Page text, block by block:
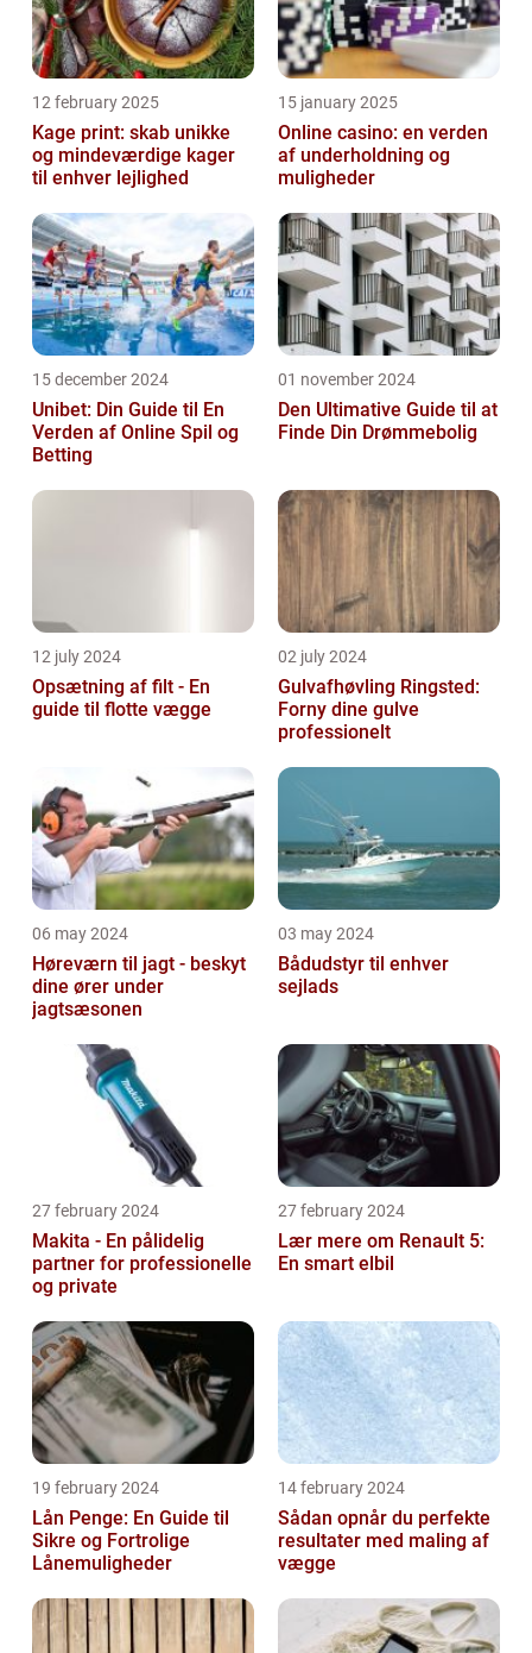
12 february 2025
Kage print: skab unikke
og mindeværdige kager
til enhver lejlighed
15 january 2025
Online casino: en verden
af underholdning og
muligheder
15 december 2024
Unibet: Din Guide til En
Verden af Online Spil og
Betting
01 november 2024
Den Ultimative Guide til at
Finde Din Drømmebolig
12 july 2024
Opsætning af filt - En
guide til flotte vægge
02 july 2024
Gulvafhøvling Ringsted:
Forny dine gulve
professionelt
06 may 2024
Høreværn til jagt - beskyt
dine ører under
jagtsæsonen
03 may 2024
Bådudstyr til enhver
sejlads
27 february 2024
Makita - En pålidelig
partner for professionelle
og private
27 february 2024
Lær mere om Renault 5:
En smart elbil
19 february 2024
Lån Penge: En Guide til
Sikre og Fortrolige
Lånemuligheder
14 february 2024
Sådan opnår du perfekte
resultater med maling af
vægge